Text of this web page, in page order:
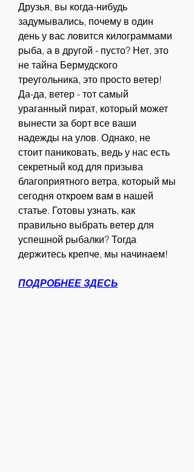
Друзья, вы когда-нибудь
задумывались, почему в один
день у вас ловится килограммами
рыба, а в другой - пусто? Нет, это
не тайна Бермудского
треугольника, это просто ветер!
Да-да, ветер - тот самый
ураганный пират, который может
вынести за борт все ваши
надежды на улов. Однако, не
стоит паниковать, ведь у нас есть
секретный код для призыва
благоприятного ветра, который мы
сегодня откроем вам в нашей
статье. Готовы узнать, как
правильно выбрать ветер для
успешной рыбалки? Тогда
держитесь крепче, мы начинаем!
ПОДРОБНЕЕ ЗДЕСЬ